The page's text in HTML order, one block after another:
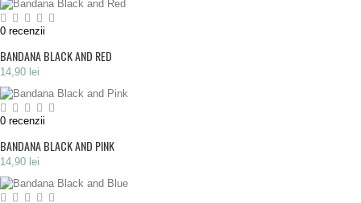
0 recenzii
BANDANA BLACK AND RED
14,90 lei
0 recenzii
BANDANA BLACK AND PINK
14,90 lei